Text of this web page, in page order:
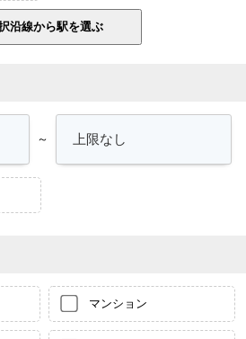
～
マンション